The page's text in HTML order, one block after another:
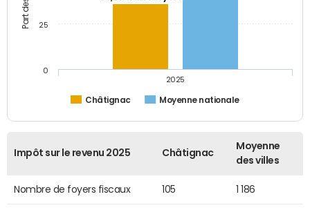
Châtignac Moyenne nationale
2025
0
25
Impôt sur le revenu 2025 Châtignac
Moyenne
des villes
Nombre de foyers fiscaux 105 1 186